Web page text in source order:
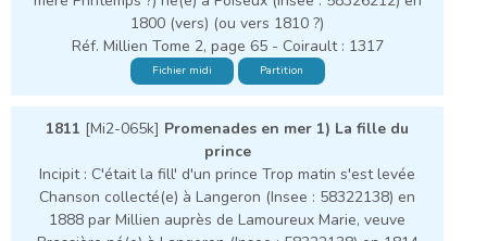
1800 (vers) (ou vers 1810 ?)
Réf. Millien Tome 2, page 65 - Coirault : 1317
Fichier midi Partition
1811 [Mi2-065k] Promenades en mer 1) La fille du
prince
Incipit : C'était la fill' d'un prince Trop matin s'est levée
Chanson collecté(e) à Langeron (Insee : 58322138) en
1888 par Millien auprès de Lamoureux Marie, veuve